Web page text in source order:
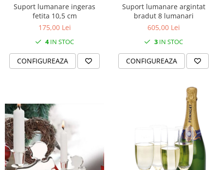
Suport lumanare ingeras
fetita 10,5 cm
175,00 Lei
4IN STOC
CONFIGUREAZA
Suport lumanare argintat
bradut 8 lumanari
605,00 Lei
3 IN STOC
CONFIGUREAZA